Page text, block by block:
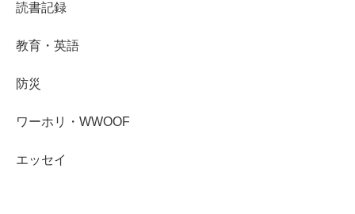
読書記録
教育・英語
防災
ワーホリ・WWOOF
エッセイ